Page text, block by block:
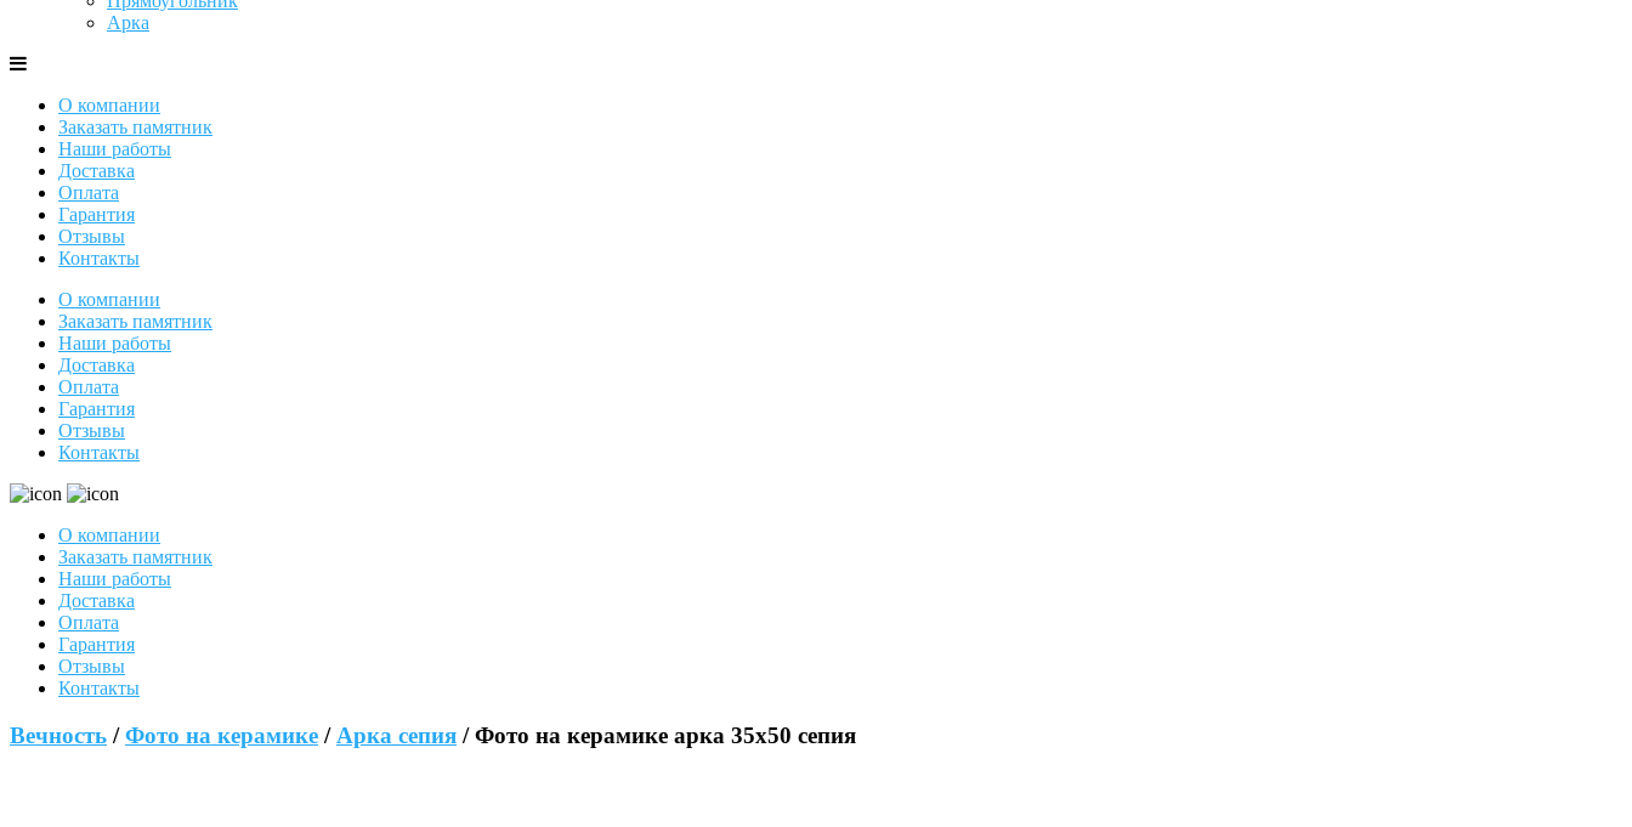
Арка
О компании
Заказать памятник
Наши работы
Доставка
Оплата
Гарантия
Отзывы
Контакты
О компании
Заказать памятник
Наши работы
Доставка
Оплата
Гарантия
Отзывы
Контакты
О компании
Заказать памятник
Наши работы
Доставка
Оплата
Гарантия
Отзывы
Контакты
Вечность /Фото на керамике / Арка сепия / Фото на керамике арка 35х50 сепия